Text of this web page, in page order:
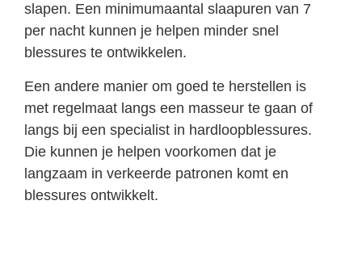
slapen. Een minimumaantal slaapuren van 7
per nacht kunnen je helpen minder snel
blessures te ontwikkelen.
Een andere manier om goed te herstellen is
met regelmaat langs een masseur te gaan of
langs bij een specialist in hardloopblessures.
Die kunnen je helpen voorkomen dat je
langzaam in verkeerde patronen komt en
blessures ontwikkelt.